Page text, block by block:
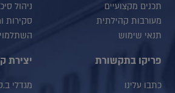
תכנים מקצועיים
מעורבות קהילתית
תנאי שימוש
ניהול
סקירות
פריקו בתקשורת
כתבו עלינו
יצירת
מגדלי ב.ס.ר. 2, בן